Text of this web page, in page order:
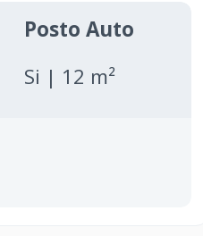
Posto Auto
Si | 12 m²